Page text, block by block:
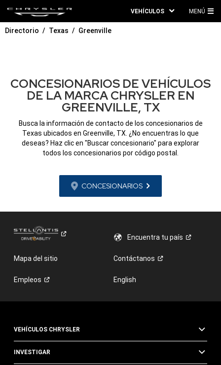
VEHÍCULOS MENÚ
Directorio Texas Greenville
CONCESIONARIOS DE VEHÍCULOS
DE LA MARCA CHRYSLER EN
GREENVILLE, TX
Busca la información de contacto de los concesionarios de
Texas ubicados en Greenville, TX. ¿No encuentras lo que
deseas? Haz clic en "Buscar concesionario" para explorar
todos los concesionarios por código postal.
CONCESIONARIOS
Encuentra tupaís
Mapa del sitio Contáctanos
Empleos English
VEHÍCULOS CHRYSLER
INVESTIGAR